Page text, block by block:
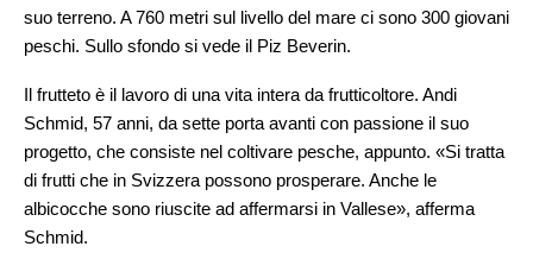
suo terreno. A 760 metri sul livello del mare ci sono 300 giovani
peschi. Sullo sfondo si vede il Piz Beverin.
Il frutteto è il lavoro di una vita intera da frutticoltore. Andi
Schmid, 57 anni, da sette porta avanti con passione il suo
progetto, che consiste nel coltivare pesche, appunto. «Si tratta
di frutti che in Svizzera possono prosperare. Anche le
albicocche sono riuscite ad affermarsi in Vallese», afferma
Schmid.